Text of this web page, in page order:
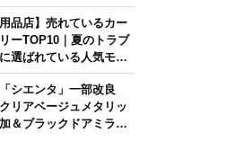
用品店】売れているカー
ーTOP10｜夏のトラブ
選ばれている人気モデ
2026年6月版】
「シエンタ」一部改良
リアベージュメタリッ
＆ブラックドアミラー